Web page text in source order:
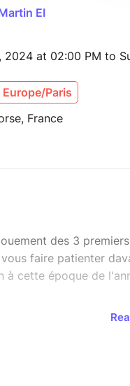
EI
2024 at 02:00 PM to
Paris
France
des 3
faire patienter
à cette époque de
depuis des